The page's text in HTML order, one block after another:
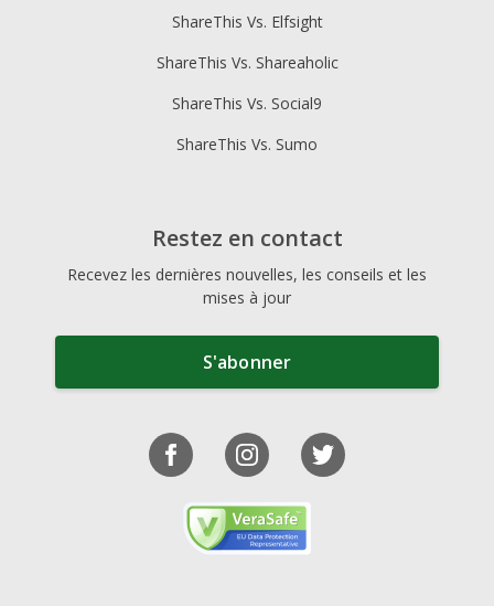
ShareThis Vs. Elfsight
ShareThis Vs. Shareaholic
ShareThis Vs. Social9
ShareThis Vs. Sumo
Restez en contact
Recevez les dernières nouvelles, les conseils et les
mises à jour
S'abonner